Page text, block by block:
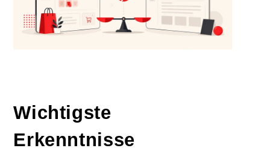
Wichtigste
Erkenntnisse